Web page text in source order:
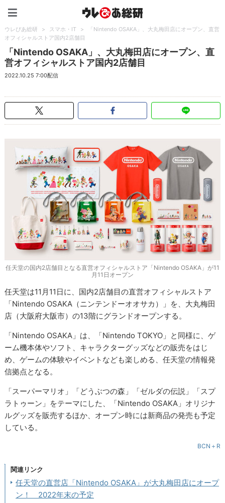
ウレぴあ総研 > スマホ・IT >
「Nintendo OSAKA」、大丸梅田店にオープン、直営
オフィシャルストア国内2店舗目
「Nintendo OSAKA」、大丸梅田店にオープン、直
営オフィシャルストア国内2店舗目
2022.10.25 7:00配信
任天堂の国内2店舗目となる直営オフィシャルストア「Nintendo OSAKA」が11
月11日オープン
任天堂は11月11日に、国内2店舗目の直営オフィシャルストア
「Nintendo OSAKA（ニンテンドーオオサカ）」を、大丸梅田
店（大阪府大阪市）の13階にグランドオープンする。
「Nintendo OSAKA」は、「Nintendo TOKYO」と同様に、ゲ
ーム機本体やソフト、キャラクターグッズなどの販売をはじ
め、ゲームの体験やイベントなども楽しめる、任天堂の情報発
信拠点となる。
「スーパーマリオ」「どうぶつの森」「ゼルダの伝説」「スプ
ラトゥーン」をテーマにした、「Nintendo OSAKA」オリジナ
ルグッズを販売するほか、オープン時には新商品の発売も予定
している。
BCN＋R
関連リンク
任天堂の直営店「Nintendo OSAKA」が大丸梅田店にオープ
ン！ 2022年末の予定